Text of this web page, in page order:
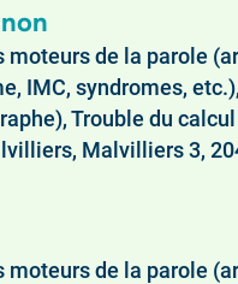
moteurs de la parole
IMC, syndromes,
Trouble du calcul
Malvilliers 3,
moteurs de la parole